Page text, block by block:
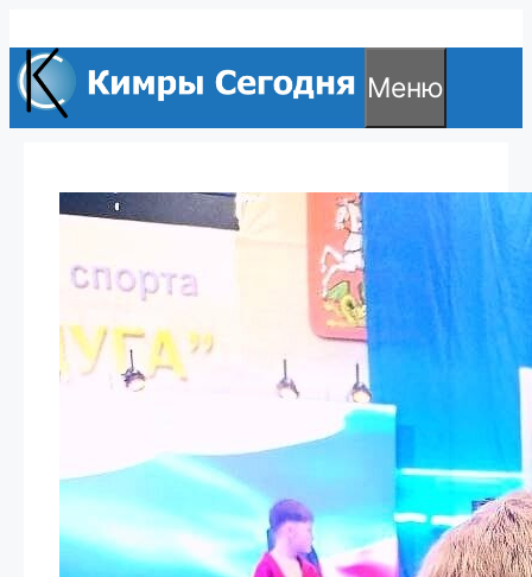
к
содержимому
Меню